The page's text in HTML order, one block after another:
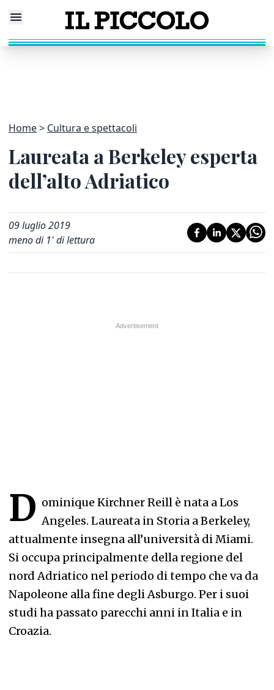
Home Cultura e spettacoli
Laureata a Berkeley esperta
dell’alto Adriatico
09 luglio 2019
meno di 1' di lettura
D ominique Kirchner Reill è nata a Los
Angeles. Laureata in Storia a Berkeley,
attualmente insegna all’università di Miami.
Si occupa principalmente della regione del
nord Adriatico nel periodo di tempo che va da
Napoleone alla fine degli Asburgo. Per i suoi
studi ha passato parecchi anni in Italia e in
Croazia.